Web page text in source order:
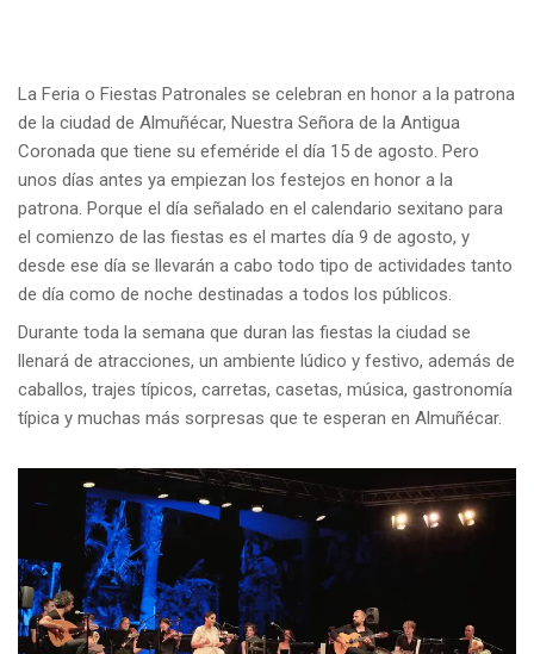
La Feria o Fiestas Patronales se celebran en honor a la patrona
de la ciudad de Almuñécar, Nuestra Señora de la Antigua
Coronada que tiene su efeméride el día 15 de agosto. Pero
unos días antes ya empiezan los festejos en honor a la
patrona. Porque el día señalado en el calendario sexitano para
el comienzo de las fiestas es el martes día 9 de agosto, y
desde ese día se llevarán a cabo todo tipo de actividades tanto
de día como de noche destinadas a todos los públicos.
Durante toda la semana que duran las fiestas la ciudad se
llenará de atracciones, un ambiente lúdico y festivo, además de
caballos, trajes típicos, carretas, casetas, música, gastronomía
típica y muchas más sorpresas que te esperan en Almuñécar.